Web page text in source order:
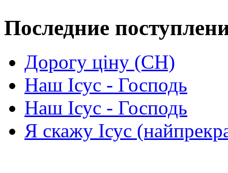
Последние
Дорогу ціну (СН)
Наш Ісус - Господь
Наш Ісус - Господь
Я скажу Ісус